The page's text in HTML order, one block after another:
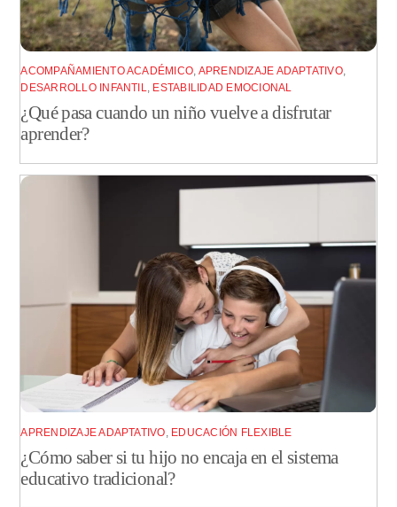
ACOMPAÑAMIENTO ACADÉMICO, APRENDIZAJE ADAPTATIVO,
DESARROLLO INFANTIL, ESTABILIDAD EMOCIONAL
¿Qué pasa cuando un niño vuelve a disfrutar
aprender?
APRENDIZAJE ADAPTATIVO EDUCACIÓN FLEXIBLE
¿Cómo saber si tu hijo no encaja en el sistema
educativo tradicional?